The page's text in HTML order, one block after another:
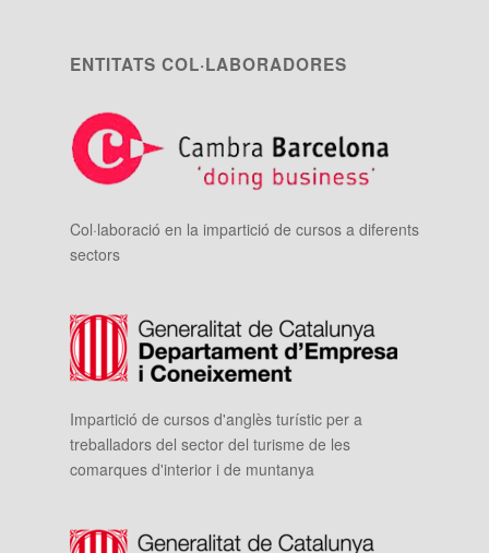
ENTITATS COL·LABORADORES
Col·laboració en la impartició de cursos a diferents
sectors
Impartició de cursos d'anglès turístic per a
treballadors del sector del turisme de les
comarques d'interior i de muntanya